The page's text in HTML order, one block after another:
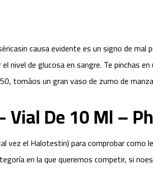
causa evidente es un signo de
de glucosa en sangre. Te pinchas
tomáos un gran vaso de zumo de
De 10 Ml –
el Halotestin) para comprobar como
en la que queremos competir, si